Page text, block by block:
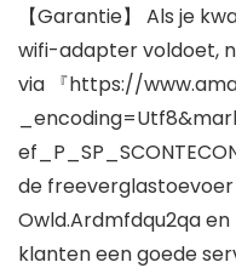
【Garantie】 Als je
wifi-adapter voldoet,
via 『https://
de
Owld.Ardmfdqu2qa en
klanten een goede